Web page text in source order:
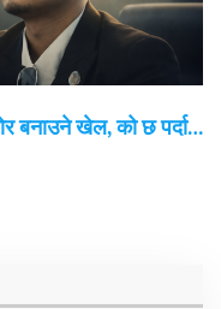
बनाउने खेल, को छ पर्दा…